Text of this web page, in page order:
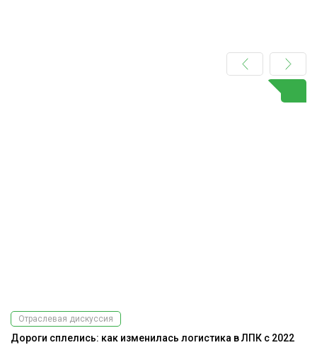
Отраслевая дискуссия
Дороги сплелись: как изменилась логистика в ЛПК с 2022